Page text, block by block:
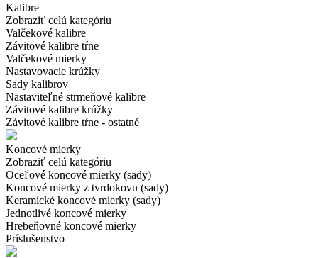
Kalibre
Zobraziť celú kategóriu
Valčekové kalibre
Závitové kalibre tŕne
Valčekové mierky
Nastavovacie krúžky
Sady kalibrov
Nastaviteľné strmeňové kalibre
Závitové kalibre krúžky
Závitové kalibre tŕne - ostatné
Koncové mierky
Zobraziť celú kategóriu
Oceľové koncové mierky (sady)
Koncové mierky z tvrdokovu (sady)
Keramické koncové mierky (sady)
Jednotlivé koncové mierky
Hrebeňovné koncové mierky
Príslušenstvo